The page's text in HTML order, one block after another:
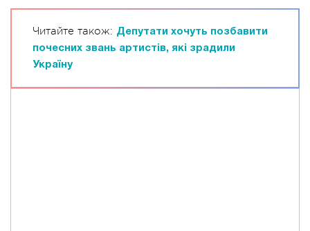
Читайте також: Депутати хочуть позбавити
почесних звань артистів, які зрадили
Україну